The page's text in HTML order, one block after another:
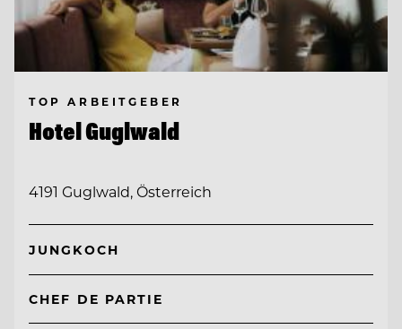
TOP ARBEITGEBER
Hotel Guglwald
4191 Guglwald, Österreich
JUNGKOCH
CHEF DE PARTIE